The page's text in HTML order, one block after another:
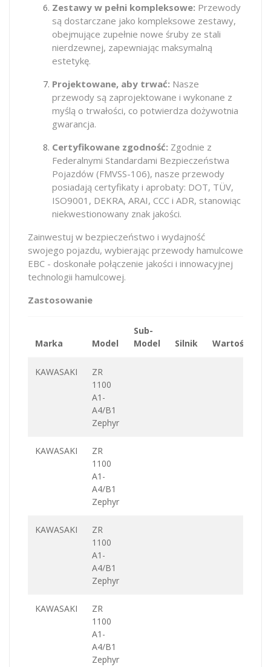
Zestawy w pełni kompleksowe: Przewody
są dostarczane jako kompleksowe zestawy,
obejmujące zupełnie nowe śruby ze stali
nierdzewnej, zapewniając maksymalną
estetykę.
Projektowane, aby trwać: Nasze
przewody są zaprojektowane i wykonane z
myślą o trwałości, co potwierdza dożywotnia
gwarancja.
Certyfikowane zgodność: Zgodnie z
Federalnymi Standardami Bezpieczeństwa
Pojazdów (FMVSS-106), nasze przewody
posiadają certyfikaty i aprobaty: DOT, TÜV,
ISO9001, DEKRA, ARAI, CCC i ADR, stanowiąc
niekwestionowany znak jakości.
Zainwestuj w bezpieczeństwo i wydajność
swojego pojazdu, wybierając przewody hamulcowe
EBC - doskonałe połączenie jakości i innowacyjnej
technologii hamulcowej.
Zastosowanie
Marka Model
Sub-
Model
Silnik Wartość
KAWASAKI
ZR
1100
A1-
A4/B1
Zephyr
KAWASAKI
ZR
1100
A1-
A4/B1
Zephyr
KAWASAKI
ZR
1100
A1-
A4/B1
Zephyr
KAWASAKI
ZR
1100
A1-
A4/B1
Zephyr